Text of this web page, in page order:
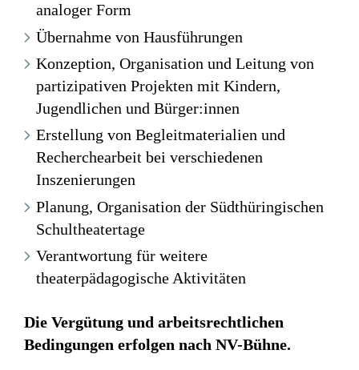
analoger Form
Übernahme von Hausführungen
Konzeption, Organisation und Leitung von
partizipativen Projekten mit Kindern,
Jugendlichen und Bürger:innen
Erstellung von Begleitmaterialien und
Recherchearbeit bei verschiedenen
Inszenierungen
Planung, Organisation der Südthüringischen
Schultheatertage
Verantwortung für weitere
theaterpädagogische Aktivitäten
Die Vergütung und arbeitsrechtlichen
Bedingungen erfolgen nach NV-Bühne.